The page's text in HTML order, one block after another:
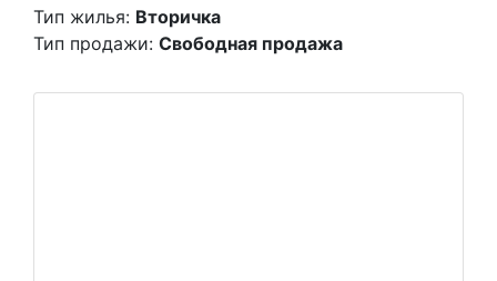
Тип жилья: Вторичка
Тип продажи: Свободная продажа